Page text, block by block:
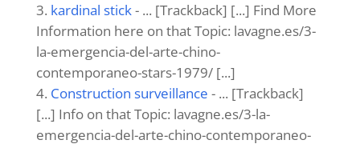
highlights how intellectual freedom
drives true innovation. This dynamic of
breaking constraints-whether in culture
or strategy-is powerful. It reminds us
that true opportunity, like artistic
liberation, requires exploring all